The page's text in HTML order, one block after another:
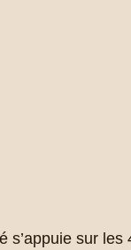
s’appuie sur